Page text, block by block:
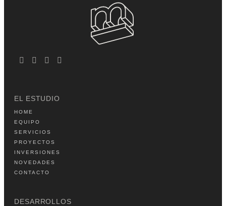
EL ESTUDIO
HOME
EQUIPO
SERVICIOS
PROYECTOS
INVERSIONES
NOVEDADES
CONTACTO
DESARROLLOS